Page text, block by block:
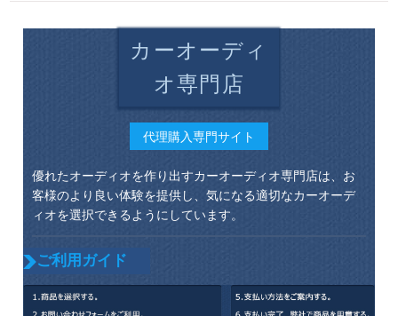
カーオーディ
オ専門店
代理購入専門サイト
優れたオーディオを作り出すカーオーディオ専門店は、お
客様のより良い体験を提供し、気になる適切なカーオーデ
ィオを選択できるようにしています。
ご利用ガイド